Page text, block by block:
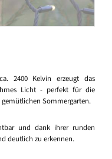
2400 Kelvin erzeugt das
Licht - perfekt für die
Sommergarten.
und dank ihrer runden
deutlich zu erkennen.